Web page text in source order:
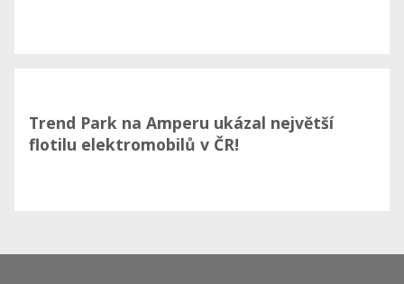
Trend Park na Amperu ukázal největší
flotilu elektromobilů v ČR!